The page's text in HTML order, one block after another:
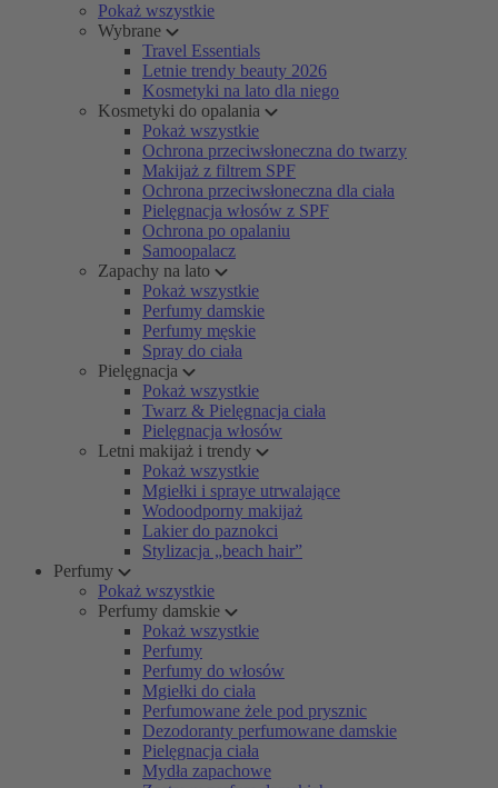
Pokaż wszystkie
Wybrane
Travel Essentials
Letnie trendy beauty 2026
Kosmetyki na lato dla niego
Kosmetyki do opalania
Pokaż wszystkie
Ochrona przeciwsłoneczna do twarzy
Makijaż z filtrem SPF
Ochrona przeciwsłoneczna dla ciała
Pielęgnacja włosów z SPF
Ochrona po opalaniu
Samoopalacz
Zapachy na lato
Pokaż wszystkie
Perfumy damskie
Perfumy męskie
Spray do ciała
Pielęgnacja
Pokaż wszystkie
Twarz & Pielęgnacja ciała
Pielęgnacja włosów
Letni makijaż i trendy
Pokaż wszystkie
Mgiełki i spraye utrwalające
Wodoodporny makijaż
Lakier do paznokci
Stylizacja „beach hair”
Perfumy
Pokaż wszystkie
Perfumy damskie
Pokaż wszystkie
Perfumy
Perfumy do włosów
Mgiełki do ciała
Perfumowane żele pod prysznic
Dezodoranty perfumowane damskie
Pielęgnacja ciała
Mydła zapachowe